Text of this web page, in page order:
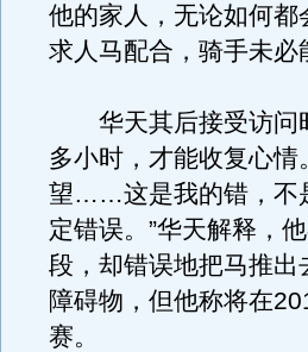
他的家人，无论如何都
求人马配合，骑手未
华天其后接受访问
多小时，才能收复心情
望……这是我的错，不
定错误。”华天解释，
段，却错误地把马推
障碍物，但他称将在
赛。